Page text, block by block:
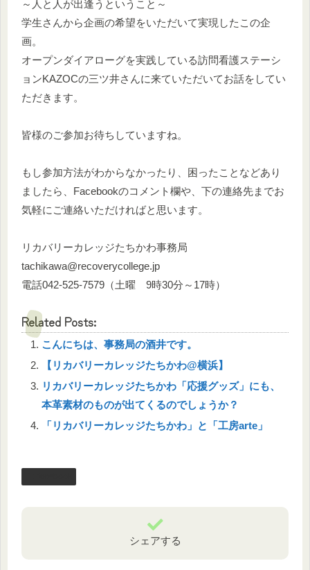
～人と人が出逢うということ～
学生さんから企画の希望をいただいて実現したこの企
画。
オープンダイアローグを実践している訪問看護ステーシ
ョンKAZOCの三ツ井さんに来ていただいてお話をしてい
ただきます。
皆様のご参加お待ちしていますね。
もし参加方法がわからなかったり、困ったことなどあり
ましたら、Facebookのコメント欄や、下の連絡先までお
気軽にご連絡いただければと思います。
リカバリーカレッジたちかわ事務局
tachikawa@recoverycollege.jp
電話042-525-7579（土曜 9時30分～17時）
Related Posts:
こんにちは、事務局の酒井です。
【リカバリーカレッジたちかわ@横浜】
リカバリーカレッジたちかわ「応援グッズ」にも、
本革素材のものが出てくるのでしょうか？
「リカバリーカレッジたちかわ」と「工房arte」
シェアする